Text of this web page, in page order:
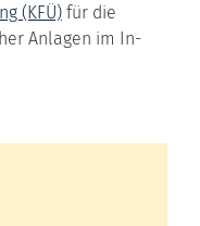
(KFÜ) für die
Anlagen im In-